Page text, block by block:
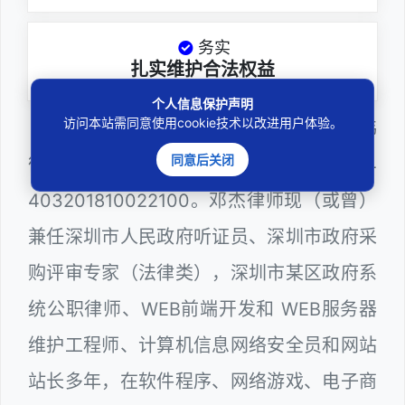
务实
扎实维护合法权益
邓杰律师，法律硕士，执业于北京市炜
衡（深圳）律师事务所，律师执业证号为14
403201810022100。邓杰律师现（或曾）
兼任深圳市人民政府听证员、深圳市政府采
购评审专家（法律类），深圳市某区政府系
统公职律师、WEB前端开发和 WEB服务器
维护工程师、计算机信息网络安全员和网站
站长多年，在软件程序、网络游戏、电子商
个人信息保护声明
访问本站需同意使用cookie技术以改进用户体验。
同意后关闭